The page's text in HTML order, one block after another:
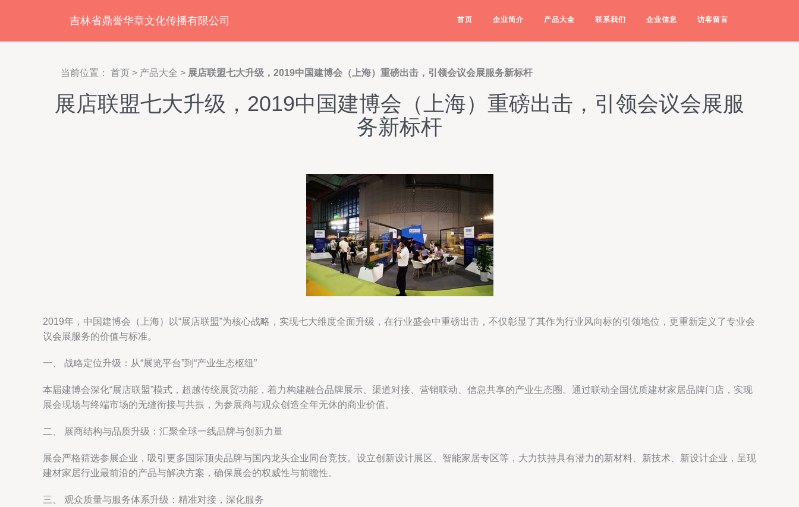
吉林省鼎誉华章文化传播有限公司 首页 企业简介 产品大全 联系我们 企业信息 访客留言
当前位置： 首页 > 产品大全 > 展店联盟七大升级，2019中国建博会（上海）重磅出击，引领会议会展服务新标杆
展店联盟七大升级，2019中国建博会（上海）重磅出击，引领会议会展服
务新标杆
2019年，中国建博会（上海）以“展店联盟”为核心战略，实现七大维度全面升级，在行业盛会中重磅出击，不仅彰显了其作为行业风向标的引领地位，更重新定义了专业会
议会展服务的价值与标准。
一、 战略定位升级：从“展览平台”到“产业生态枢纽”
本届建博会深化“展店联盟”模式，超越传统展贸功能，着力构建融合品牌展示、渠道对接、营销联动、信息共享的产业生态圈。通过联动全国优质建材家居品牌门店，实现
展会现场与终端市场的无缝衔接与共振，为参展商与观众创造全年无休的商业价值。
二、 展商结构与品质升级：汇聚全球一线品牌与创新力量
展会严格筛选参展企业，吸引更多国际顶尖品牌与国内龙头企业同台竞技。设立创新设计展区、智能家居专区等，大力扶持具有潜力的新材料、新技术、新设计企业，呈现
建材家居行业最前沿的产品与解决方案，确保展会的权威性与前瞻性。
三、 观众质量与服务体系升级：精准对接，深化服务